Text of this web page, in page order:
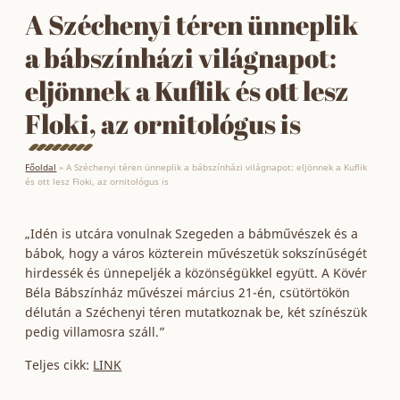
A Széchenyi téren ünneplik
a bábszínházi világnapot:
eljönnek a Kuflik és ott lesz
Floki, az ornitológus is
Főoldal »A Széchenyi téren ünneplik a bábszínházi világnapot: eljönnek a Kuflik
és ott lesz Floki, az ornitológus is
„Idén is utcára vonulnak Szegeden a bábművészek és a
bábok, hogy a város közterein művészetük sokszínűségét
hirdessék és ünnepeljék a közönségükkel együtt. A Kövér
Béla Bábszínház művészei március 21-én, csütörtökön
délután a Széchenyi téren mutatkoznak be, két színészük
pedig villamosra száll.”
Teljes cikk: LINK